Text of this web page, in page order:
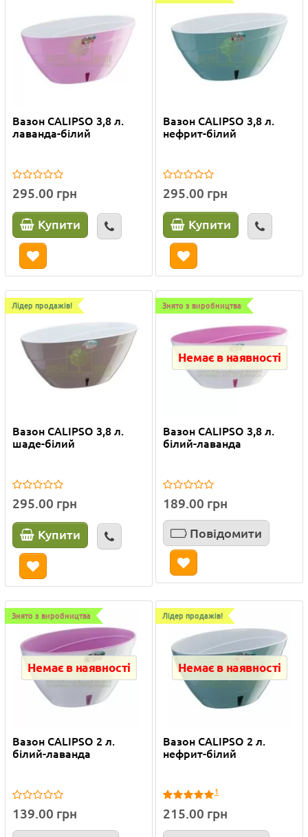
Вазон CALIPSO 3,8 л.
лаванда-білий
295.00 грн
Купити
Вазон CALIPSO 3,8 л.
нефрит-білий
295.00 грн
Купити
Лідер продажів!
Вазон CALIPSO 3,8 л.
шаде-білий
295.00 грн
Купити
Знято з виробництва
Немає в наявності
Вазон CALIPSO 3,8 л.
білий-лаванда
189.00 грн
Повідомити
Знято з виробництва
Немає в наявності
Вазон CALIPSO 2 л.
білий-лаванда
139.00 грн
Лідер продажів!
Немає в наявності
Вазон CALIPSO 2 л.
нефрит-білий
1
215.00 грн